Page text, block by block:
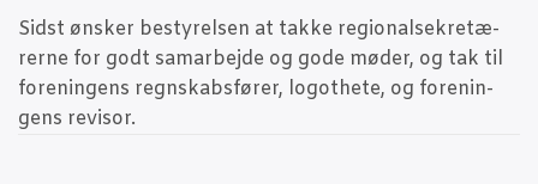
Sidst ønsker besty­rel­sen at tak­ke regio­nal­se­kre­tæ­
rer­ne for godt sam­ar­bej­de og gode møder, og tak til
for­e­nin­gens regn­skabs­fø­rer, log­o­the­te, og for­e­nin­
gens revisor.